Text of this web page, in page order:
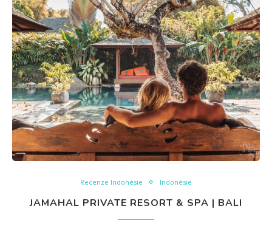
Recenze Indonésie Indonésie
JAMAHAL PRIVATE RESORT & SPA | BALI